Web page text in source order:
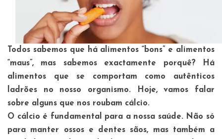
Todos sabemos que há alimentos “bons” e alimentos
“maus”, mas sabemos exactamente porquê? Há
alimentos que se comportam como autênticos
ladrões no nosso organismo. Hoje, vamos falar
sobre alguns que nos roubam cálcio.
O cálcio é fundamental para a nossa saúde. Não só
para manter ossos e dentes sãos, mas também a